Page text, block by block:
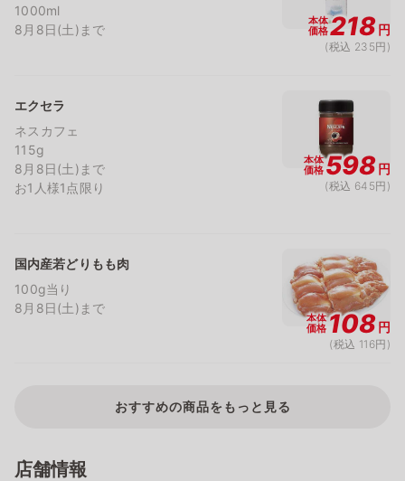
1000ml
8月8日(土)まで
本体
価格218円
(税込 235円)
エクセラ
ネスカフェ
115g
8月8日(土)まで
お1人様1点限り
本体
価格598円
(税込 645円)
国内産若どりもも肉
100g当り
8月8日(土)まで
本体
価格108円
(税込 116円)
おすすめの商品をもっと見る
店舗情報